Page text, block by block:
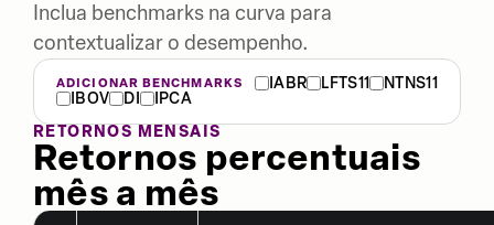
Inclua benchmarks na curva para
contextualizar o desempenho.
ADICIONAR BENCHMARKS IABR LFTS11
NTNS11
IBOV
DI
IPCA
RETORNOS MENSAIS
Retornos percentuais
mês a mês